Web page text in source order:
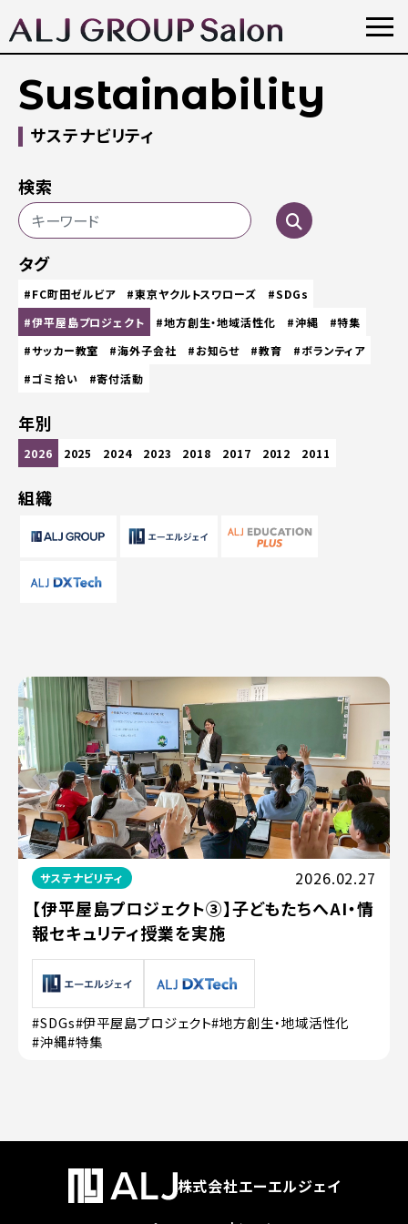
Sustainability
サステナビリティ
検索
タグ
#FC町田ゼルビア #東京ヤクルトスワローズ
#SDGs
#伊平屋島プロジェクト
#地方創生・地域活性化 #沖縄
#特集
#サッカー教室
#海外子会社 #お知らせ #教育
#ボランティア
#ゴミ拾い
#寄付活動
年別
2026 2025 2024 2023 2018 2017 2012 2011
組織
サステナビリティ 2026.02.27
【伊平屋島プロジェクト③】子どもたちへAI・情
報セキュリティ授業を実施
#SDGs#伊平屋島プロジェクト#地方創生・地域活性化
#沖縄#特集
株式会社エーエルジェイ